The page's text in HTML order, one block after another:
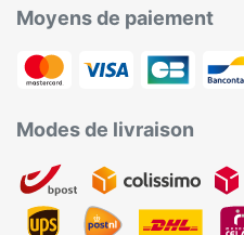
Moyens de paiement
Modes de livraison